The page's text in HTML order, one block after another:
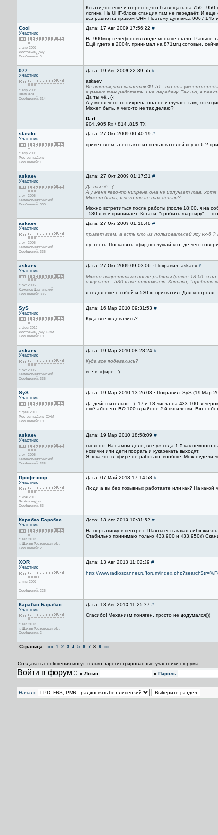
Кстати,что еще интересно,что бы вещать на 750...950
логике. На UHF-блоке станция там не передаёт. И
всё равно на правом UHF. Поэтому дуплекса 900 / 145
Cool
Участник
с апр 2007
Ростов-на-Дону
Сообщений: 9
Дата: 17 Авг 2009 17:56:22 #
На 900мгц телефоновв вроде меньше стало. Раньше
Ещё гдето в 2004г. принимал на 871мгц сотовые,
077
Участник
с апр 2008
Шамбала
Сообщений: 314
Дата: 19 Авг 2009 22:39:55 #
askaev
Во вторых,что касается ФТ-51 - то она умеет
я умеет там работать и на передачу. Так шо, в
Да ты чё.. (-:
А у меня чего-то нихрена она не излучает там, хотя
Может быть, я чего-то не так делаю?
Dart
904..905 Rx / 814..815 TX
stasiko
Участник
с апр 2009
Ростов-на-Дону
Сообщений: 1
Дата: 27 Окт 2009 00:40:19 #
привет всем, а есть кто из пользователей ясу vx-6 ?
askaev
Участник
с окт 2005
Каменск-Шахтинский
Сообщений: 335
Дата: 27 Окт 2009 01:17:31 #
Да ты чё.. (-:
А у меня чего-то нихрена она не излучает там,
Может быть, я чего-то не так делаю?
Можно встретиться после работы (после 18:00, я на
- 530-я всё принимает. Кстати, "пробить квартиру" --
askaev
Участник
с окт 2005
Каменск-Шахтинский
Сообщений: 335
Дата: 27 Окт 2009 01:18:48 #
привет всем, а есть кто из пользователей ясу vx-6
ну..тесть. Посканить эфир,послушай кто где чего
askaev
Участник
с окт 2005
Каменск-Шахтинский
Сообщений: 335
Дата: 27 Окт 2009 09:03:06 · Поправил: askaev #
Можно встретиться после работы (после 18:00, я
излучает -- 530-я всё принимает. Кстати, "пробить
я сёдня еще с собой и 530-ю прихватил. Для контроля,
SyS
Участник
с фев 2010
Ростов-на-Дону СЖМ
Сообщений: 19
Дата: 16 Мар 2010 09:31:53 #
Куда все подевались?
askaev
Участник
с окт 2005
Каменск-Шахтинский
Сообщений: 335
Дата: 19 Мар 2010 08:28:24 #
Куда все подевались?
все в эфире ;-)
SyS
Участник
с фев 2010
Ростов-на-Дону СЖМ
Сообщений: 19
Дата: 19 Мар 2010 13:26:03 · Поправил: SyS (19 Мар
Да действительно :-). 17 и 18 числа на 433.100
ещё абонент RO 100 в районе 2-й пятилетки. Вот
askaev
Участник
с окт 2005
Каменск-Шахтинский
Сообщений: 335
Дата: 19 Мар 2010 18:58:09 #
гыг,ясно. На самом деле, все уж года 1,5 как немного
новички или дети поорать и кукарекать выходят.
Я пока что в эфире не работаю, вообще. Мож недели
Профессор
Участник
с ноя 2010
Rostov region
Сообщений: 83
Дата: 07 Май 2013 17:14:58 #
Люди а вы без позывных работаете или как? На какой
Карабас Барабас
Участник
с авг 2013
г. Шахты Ростовская обл.
Сообщений: 2
Дата: 13 Авг 2013 10:31:52 #
На портативку в центре г. Шахты есть какая-либо
Стабильно принимаю только 433.900 и 433.950)))
XOR
Участник
с янв 2007
...
Сообщений: 226
Дата: 13 Авг 2013 11:02:29 #
http://www.radioscanner.ru/forum/
Карабас Барабас
Участник
с авг 2013
г. Шахты Ростовская обл.
Сообщений: 2
Дата: 13 Авг 2013 11:25:27 #
Спасибо! Механизм понятен, просто не додумался)))
Страница: «« 1 2 3 4 5 6 7 8 9 »»
Создавать сообщения могут только зарегистрированные участники форума.
Войти в форум :: » Логин » Пароль
Начало